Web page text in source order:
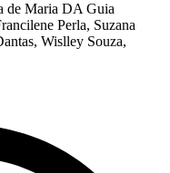
de Maria DA Guia
Perla, Suzana
Wislley Souza,